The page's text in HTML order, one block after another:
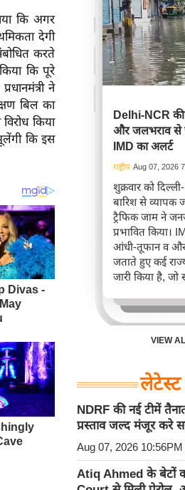
कि अगर
देगी
करते
कि पूरे
ने
बिल का
किया
कि इस
Delhi-NCR की
और जलभराव से
IMD का अलर्ट
राष्ट्रीय Aug 07, 2026
शुक्रवार को
बारिश से
ट्रैफिक जाम ने
प्रभावित किया।
आंधी-तूफान व और
जताते हुए कई
जारी किया है, जो
जिससे यातायात
सफदरजंग
स्थिति बनी।VIEW
NDRF की नई टीमें
प्रस्ताव जल्द मंजूर करे
Aug 07, 2026 10:56PM
Atiq Ahmed के बेटों